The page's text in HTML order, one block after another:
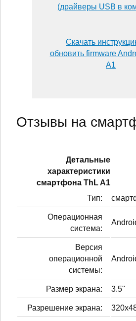
(драйверы USB в
Скачать
обновить firmware
A1
Отзывы на
Детальные
характеристики
смартфонa ThL A1
Тип:
Операционная
система:
Версия
операционной
системы:
Размер экрана: 3.5"
Разрешение экрана: